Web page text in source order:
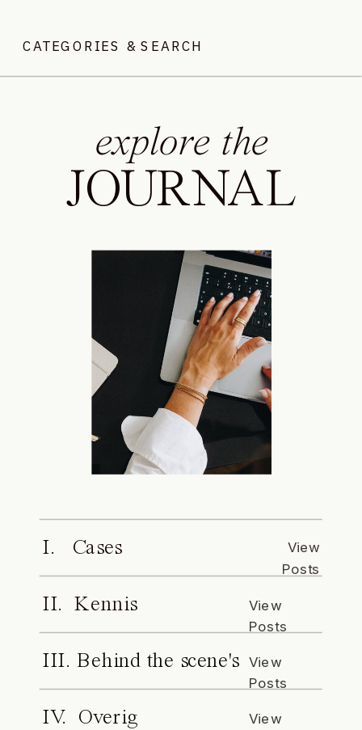
CATEGORIES & SEARCH
explore the
JOURNAL
I. Cases
View
Posts
II. Kennis
View
Posts
III. Behind the scene's
View
Posts
IV. Overig
View